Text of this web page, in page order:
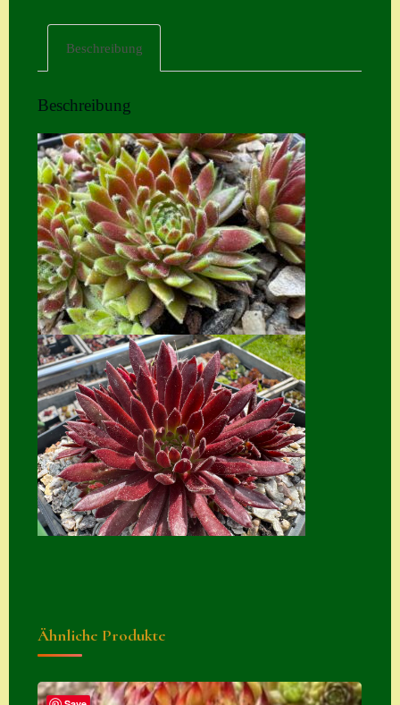
Kontakt
Mein Konto
Naturformen
S. x nixonii
Semps die ich
suche
Semps von A – Z
Shop
Suche
Sue Thomas
Translator
Versand
Beschreibung
Beschreibung
Ähnliche Produkte